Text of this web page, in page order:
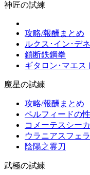
神匠の試練
攻略/報酬まとめ
ルクス･イン･デ
鎖断鉄鋼拳
ギタロン･マエス
魔星の試練
攻略/報酬まとめ
ペルフィードの
コメーテスシーカ
ウラニアスフェ
陰陽之霊刀
武極の試練